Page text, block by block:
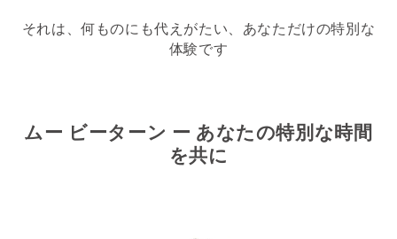
それは、何ものにも代えがたい、あなただけの特別な
体験です
ムー ビーターン ー あなたの特別な時間
を共に